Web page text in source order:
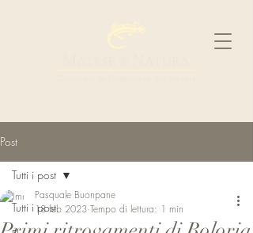
Post
Tutti i post
Tutti i post
Pasquale Buonpane
18 feb 2023 Tempo di lettura: 1 min